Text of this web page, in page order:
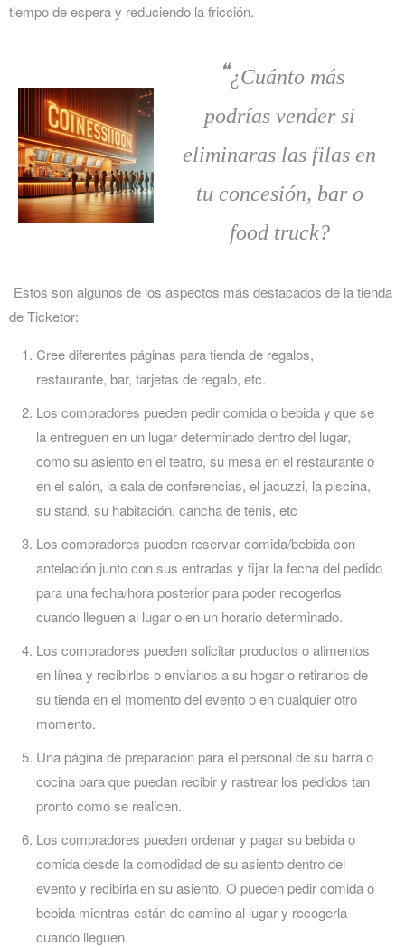
tiempo de espera y reduciendo la fricción.
❝¿Cuánto más
podrías vender si
eliminaras las filas en
tu concesión, bar o
food truck?
Estos son algunos de los aspectos más destacados de la tienda
de Ticketor:
Cree diferentes páginas para tienda de regalos,
restaurante, bar, tarjetas de regalo, etc.
Los compradores pueden pedir comida o bebida y que se
la entreguen en un lugar determinado dentro del lugar,
como su asiento en el teatro, su mesa en el restaurante o
en el salón, la sala de conferencias, el jacuzzi, la piscina,
su stand, su habitación, cancha de tenis, etc
Los compradores pueden reservar comida/bebida con
antelación junto con sus entradas y fijar la fecha del pedido
para una fecha/hora posterior para poder recogerlos
cuando lleguen al lugar o en un horario determinado.
Los compradores pueden solicitar productos o alimentos
en línea y recibirlos o enviarlos a su hogar o retirarlos de
su tienda en el momento del evento o en cualquier otro
momento.
Una página de preparación para el personal de su barra o
cocina para que puedan recibir y rastrear los pedidos tan
pronto como se realicen.
Los compradores pueden ordenar y pagar su bebida o
comida desde la comodidad de su asiento dentro del
evento y recibirla en su asiento. O pueden pedir comida o
bebida mientras están de camino al lugar y recogerla
cuando lleguen.